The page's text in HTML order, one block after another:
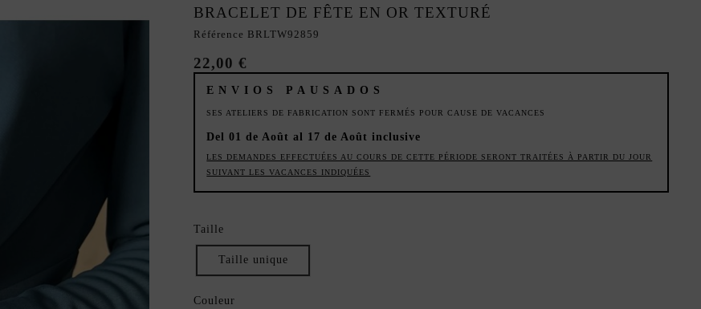
BRACELET DE FÊTE EN OR TEXTURÉ
Référence BRLTW92859
22,00 €
ENVIOS PAUSADOS
SES ATELIERS DE FABRICATION SONT FERMÉS POUR CAUSE DE VACANCES
Del 01 de Août al 17 de Août inclusive
LES DEMANDES EFFECTUÉES AU COURS DE CETTE PÉRIODE SERONT TRAITÉES À PARTIR DU JOUR
SUIVANT LES VACANCES INDIQUÉES
Taille
Taille unique
Couleur